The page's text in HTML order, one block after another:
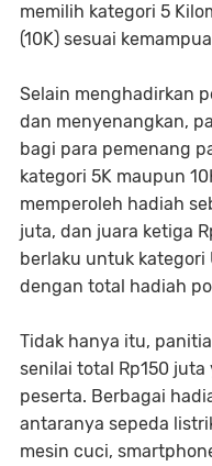
memilih kategori 5
(10K) sesuai
Selain menghadirkan
dan menyenangkan,
bagi para pemenang
kategori 5K maupun
memperoleh hadiah
juta, dan juara ketiga
berlaku untuk kategori
dengan total hadiah
Tidak hanya itu,
senilai total Rp150
peserta. Berbagai
antaranya sepeda
mesin cuci,